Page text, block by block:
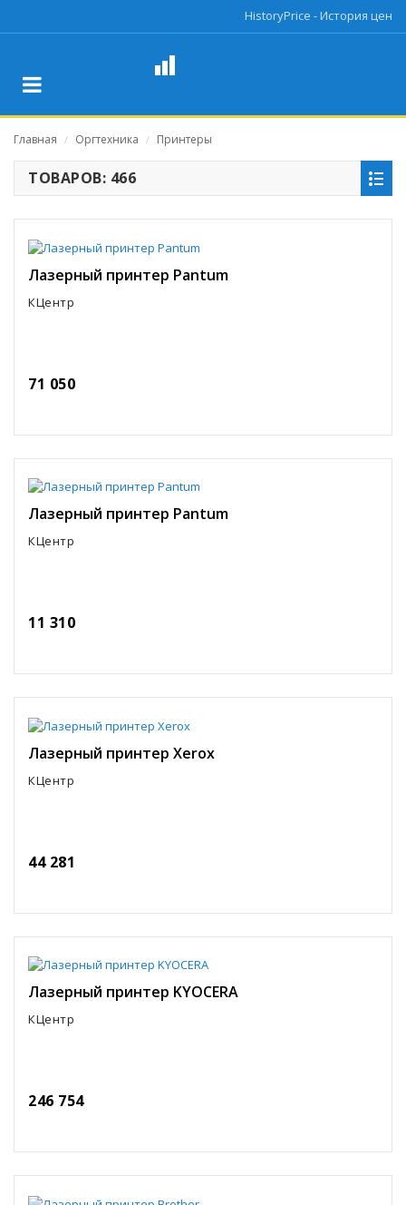
HistoryPrice - История цен
Главная / Оргтехника / Принтеры
ТОВАРОВ: 466
Лазерный принтер Pantum
КЦентр
71 050
Лазерный принтер Pantum
КЦентр
11 310
Лазерный принтер Xerox
КЦентр
44 281
Лазерный принтер KYOCERA
КЦентр
246 754